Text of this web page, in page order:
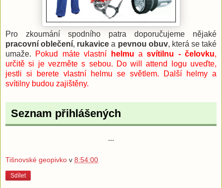
Pro zkoumání spodního patra doporučujeme nějaké
pracovní oblečení, rukavice a pevnou obuv, která se také
umaže. Pokud máte vlastní helmu asvítilnu - čelovku,
určitě si je vezměte s sebou. Do will attend logu uveďte,
jestli si berete vlastní helmu se světlem. Další helmy a
svítilny budou zajištěny.
Seznam přihlášených
...
Tišnovské geopivko v 8:54:00
Sdílet